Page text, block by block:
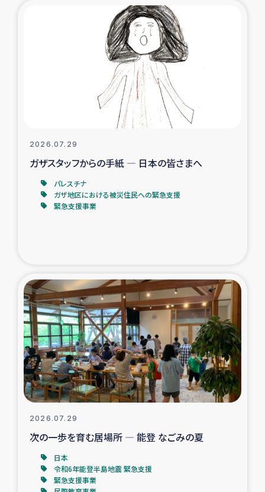
仮設住宅生活支援・農業復興支援
漁業復興支援
インターン・ボランティア日誌
経済自立支援事業
ガザ空爆被災者への食料支援と農家生産支援
ガザ地区における羊の畜産支援
ガザ地区酪農を通した女性グループの生計支援
ふりかけ普及と食生活改善による栄養改善事業
フェアトレード事業
緊急支援事業
女性の生計向上を通じた子どもの栄養改善事業
2026.07.29
ガザスタッフからの手紙 ― 日本の皆さまへ
パレスチナ
ガザ地区における被災住民への緊急支援
緊急支援事業
2026.07.29
次の一歩を育む居場所 ― 能登 なごみの夏
日本
令和6年能登半島地震 緊急支援
緊急支援事業